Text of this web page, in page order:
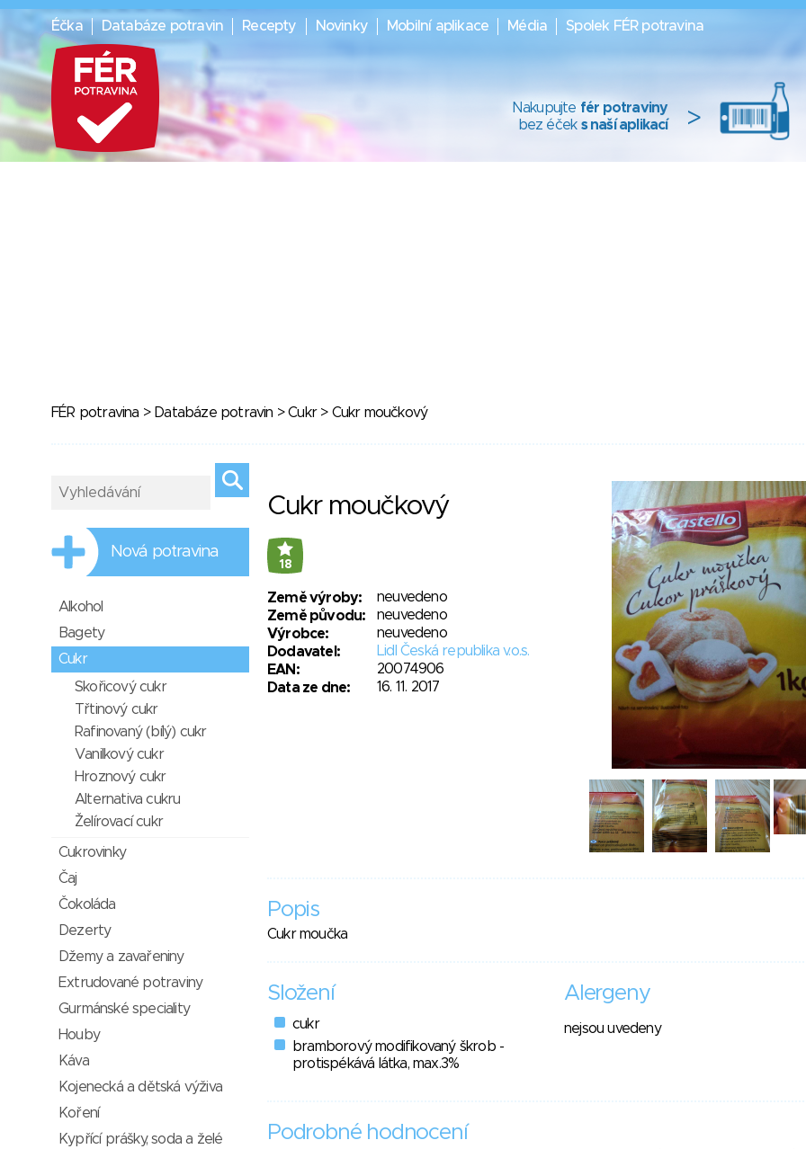
Éčka Databáze potravin Recepty Novinky Mobilní aplikace Média Spolek FÉR potravina
Nakupujte fér potraviny
bez éček s naší aplikací >
FÉR potravina > Databáze potravin >Cukr> Cukr moučkový
Cukr moučkový
18
Země výroby:
neuvedeno
Země původu:
neuvedeno
Výrobce:
neuvedeno
Dodavatel:
Lidl Česká republika v.o.s.
EAN:
20074906
Data ze dne:
16. 11. 2017
Popis
Cukr moučka
Složení
cukr
bramborový modifikovaný škrob -
protispékává látka, max.3%
Alergeny
nejsou uvedeny
Podrobné hodnocení
Nová potravina
Alkohol
Bagety
Cukr
Skořicový cukr
Třtinový cukr
Rafinovaný (bílý) cukr
Vanilkový cukr
Hroznový cukr
Alternativa cukru
Želírovací cukr
Cukrovinky
Čaj
Čokoláda
Dezerty
Džemy a zavařeniny
Extrudované potraviny
Gurmánské speciality
Houby
Káva
Kojenecká a dětská výživa
Koření
Kypřící prášky, soda a želé